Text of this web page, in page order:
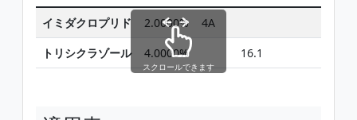
イミダクロプリド 2.0000%
4A
トリシクラゾール
4.0000% 16.1
スクロールできます